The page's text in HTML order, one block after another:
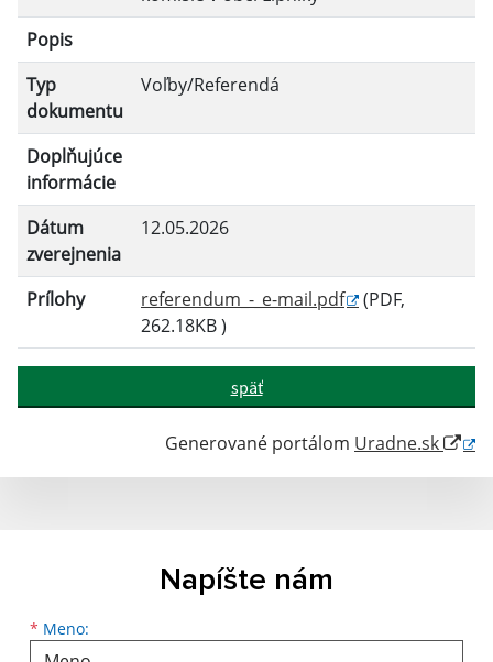
Popis
Typ
dokumentu
Voľby/Referendá
Doplňujúce
informácie
Dátum
zverejnenia
12.05.2026
Prílohy referendum_-_e-mail.pdf
(PDF,
262.18KB )
späť
Generované portálom Uradne.sk
Napíšte nám
* Meno:
Meno
Priezvisko
E-mailová adresa